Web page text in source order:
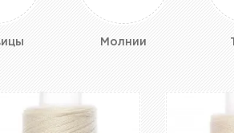
Молнии